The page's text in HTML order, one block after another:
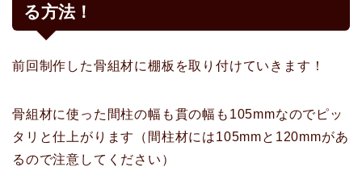
る方法！
前回制作した骨組材に棚板を取り付けていきます！
骨組材に使った間柱の幅も貫の幅も105mmなのでピッ
タリと仕上がります（間柱材には105mmと120mmがあ
るので注意してください）